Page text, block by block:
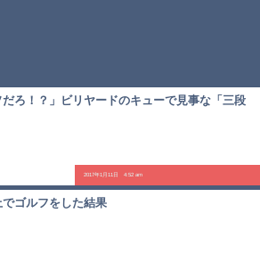
だろ！？」ビリヤードのキューで見事な「三段
2017年1月11日 4:52 am
でゴルフをした結果